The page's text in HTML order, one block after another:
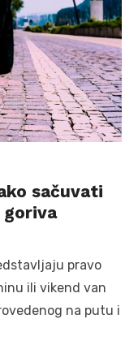
sačuvati
pravo
ili vikend van
na putu i